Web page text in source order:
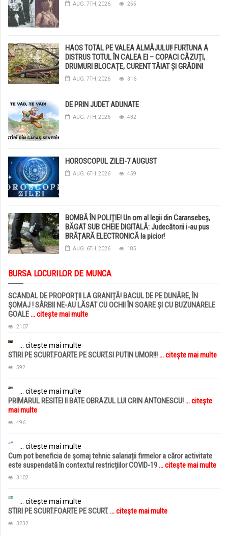
AUG. 7TH, 2026 255
HAOS TOTAL PE VALEA ALMĂJULUI! FURTUNA A
DISTRUS TOTUL ÎN CALEA EI – COPACI CĂZUȚI,
DRUMURI BLOCAȚE, CURENT TĂIAT ȘI GRĂDINI
DISTRUSE DE GRINDINĂ!
AUG. 7TH, 2026 316
DE PRIN JUDET ADUNATE
AUG. 7TH, 2026 432
HOROSCOPUL ZILEI-7 AUGUST
AUG. 6TH, 2026 459
BOMBĂ ÎN POLIȚIE! Un om al legii din Caransebeș,
BĂGAT SUB CHEIE DIGITALĂ: Judecătorii i-au pus
BRĂȚARĂ ELECTRONICĂ la picior!
AUG. 6TH, 2026 185
BURSA LOCURILOR DE MUNCA
SCANDAL DE PROPORȚII LA GRANIȚĂ! BACUL DE PE DUNĂRE, ÎN
ȘOMAJ ! SÂRBII NE-AU LĂSAT CU OCHII ÎN SOARE ȘI CU BUZUNARELE
GOALE... citește mai multe
2107
... citește mai multe
STIRI PE SCURT.FOARTE PE SCURT.SI PUTIN UMOR!!!... citește mai multe
592
... citește mai multe
PRIMARUL RESITEI II BATE OBRAZUL LUI CRIN ANTONESCU!... citește
mai multe
496
... citește mai multe
Cum pot beneficia de șomaj tehnic salariații firmelor a căror activitate
este suspendată în contextul restricțiilor COVID-19... citește mai multe
3102
... citește mai multe
STIRI PE SCURT.FOARTE PE SCURT.... citește mai multe
3232